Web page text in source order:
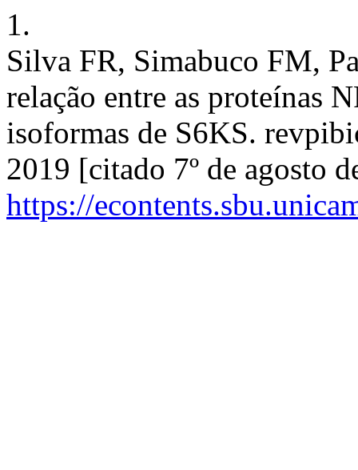
1.
Silva FR, Simabuco FM,
relação entre as proteínas
isoformas de S6KS.
2019 [citado 7º de agosto
https://